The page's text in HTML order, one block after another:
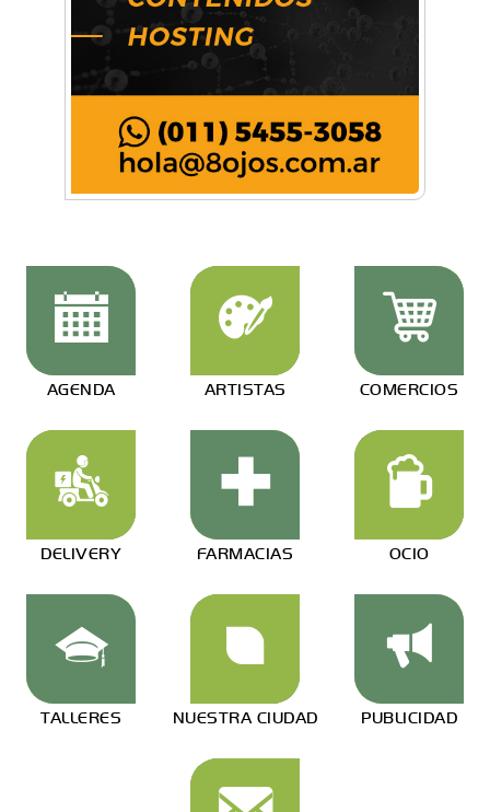
AGENDA ARTISTAS COMERCIOS
DELIVERY FARMACIAS OCIO
TALLERES NUESTRA CIUDAD PUBLICIDAD